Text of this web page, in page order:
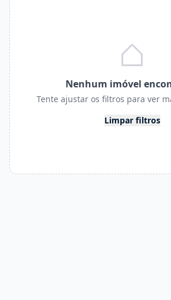
Nenhum imóvel
Tente ajustar os filtros para ver
Limpar filtros